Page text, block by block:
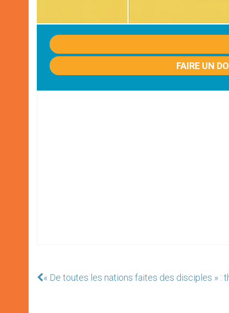
FAIRE UN
« De toutes les nations faites des disciples » :